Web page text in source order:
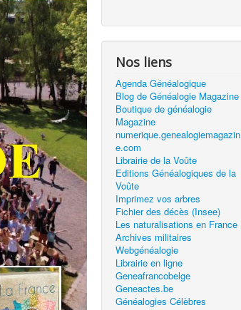
Nos liens
Agenda Généalogique
Blog de Généalogie Magazine
Boutique de généalogie
Magazine
numerique.genealogiemagazin
e.com
Librairie de la Voûte
Editions Généalogiques de la
Voûte
Imprimez vos arbres
Fichier des décès (Insee)
Les naturalisations en France
Archives militaires
Webgénéalogie
Librairie en ligne
Geneafrancobelge
Geneactes.be
Généalogies Célèbres